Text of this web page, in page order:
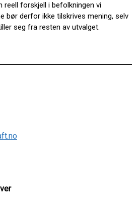
reell forskjell i befolkningen vi
bør derfor ikke tilskrives mening, selv
seg fra resten av utvalget.